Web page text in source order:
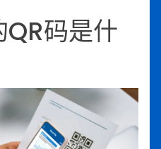
码是什